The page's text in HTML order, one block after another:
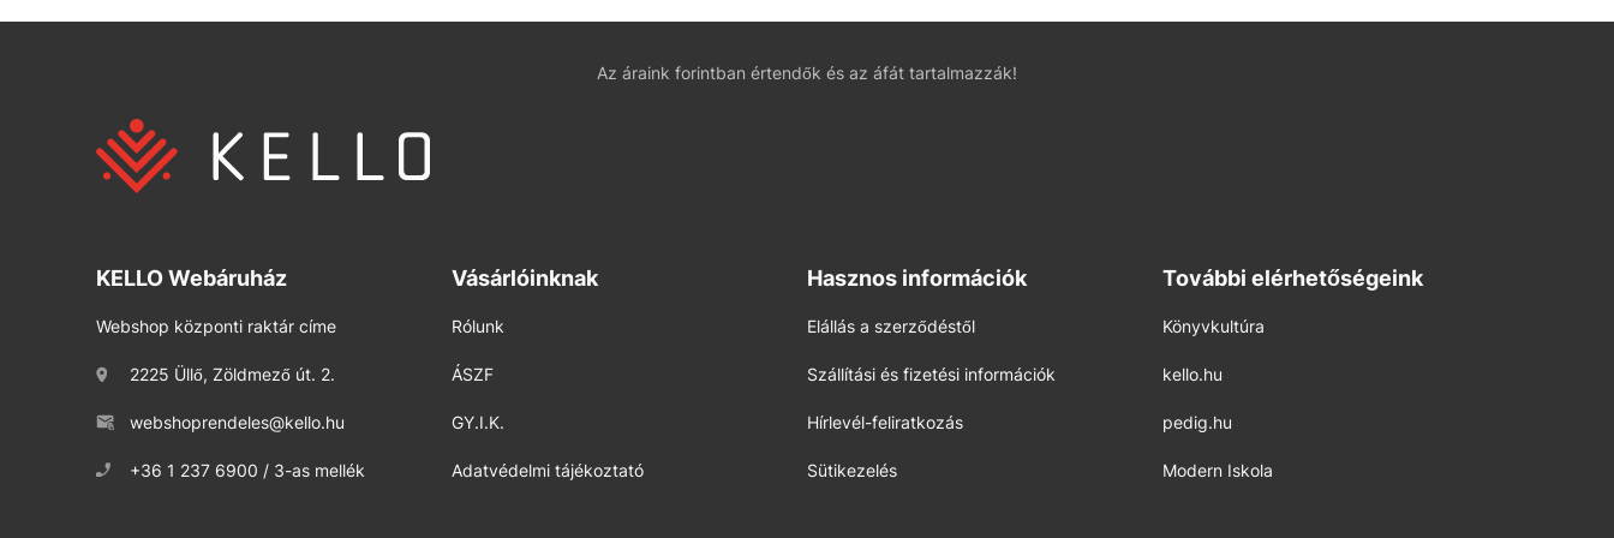
Az áraink forintban értendők és az áfát tartalmazzák!
KELLO Webáruház
Webshop központi raktár címe
2225 Üllő, Zöldmező út. 2.
webshoprendeles@kello.hu
+36 1 237 6900 / 3-as mellék
Vásárlóinknak
Rólunk
ÁSZF
GY.I.K.
Adatvédelmi tájékoztató
Hasznos információk
Elállás a szerződéstől
Szállítási és fizetési információk
Hírlevél-feliratkozás
Sütikezelés
További elérhetőségeink
Könyvkultúra
kello.hu
pedig.hu
Modern Iskola